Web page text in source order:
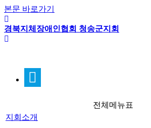
본문 바로가기
경북지체장애인협회 청송군지회
전체메뉴표
지회소개